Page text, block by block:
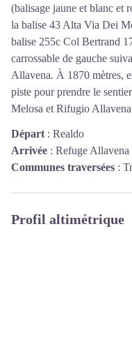
(balisage jaune et blanc et
la balise 43 Alta Via Dei
balise 255c Col Bertrand
carrossable de gauche
Allavena. À 1870 mètres,
piste pour prendre le
Melosa et Rifugio
Départ : Realdo
Arrivée : Refuge Allavena
Communes traversées :
Profil altimétrique